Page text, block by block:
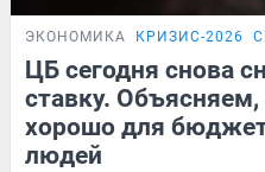
ЭКОНОМИКА КРИЗИС-2026
ЦБ сегодня снова
ставку.
хорошо для
людей